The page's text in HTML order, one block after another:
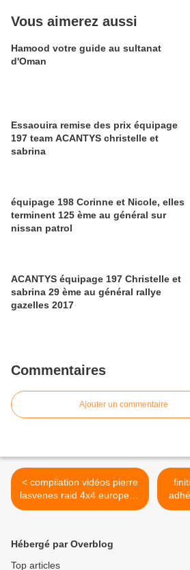
Vous aimerez aussi
Hamood votre guide au sultanat
d'Oman
Essaouira remise des prix équipage
197 team ACANTYS christelle et
sabrina
équipage 198 Corinne et Nicole, elles
terminent 125 ème au général sur
nissan patrol
ACANTYS équipage 197 Christelle et
sabrina 29 ème au général rallye
gazelles 2017
Commentaires
Ajouter un commentaire
< compilation vidéos pierre
lasvenes raid 4x4 europe et
afrique
Hébergé par Overblog
Top articles